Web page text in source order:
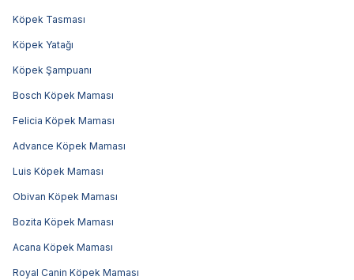
Köpek Tasması
Köpek Yatağı
Köpek Şampuanı
Bosch Köpek Maması
Felicia Köpek Maması
Advance Köpek Maması
Luis Köpek Maması
Obivan Köpek Maması
Bozita Köpek Maması
Acana Köpek Maması
Royal Canin Köpek Maması